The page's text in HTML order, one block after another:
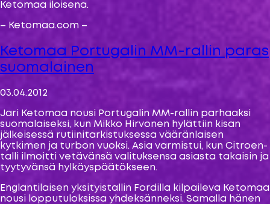
Ketomaa iloisena.
– Ketomaa.com –
Ketomaa Portugalin MM-rallin paras
suomalainen
03.04.2012
Jari Ketomaa nousi Portugalin MM-rallin parhaaksi
suomalaiseksi, kun Mikko Hirvonen hylättiin kisan
jälkeisessä rutiinitarkistuksessa vääränlaisen
kytkimen ja turbon vuoksi. Asia varmistui, kun Citroen-
talli ilmoitti vetävänsä valituksensa asiasta takaisin ja
tyytyvänsä hylkäyspäätökseen.
Englantilaisen yksityistallin Fordilla kilpaileva Ketomaa
nousi lopputuloksissa yhdeksänneksi. Samalla hänen